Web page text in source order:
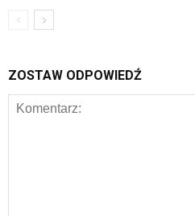
ZOSTAW ODPOWIEDŹ